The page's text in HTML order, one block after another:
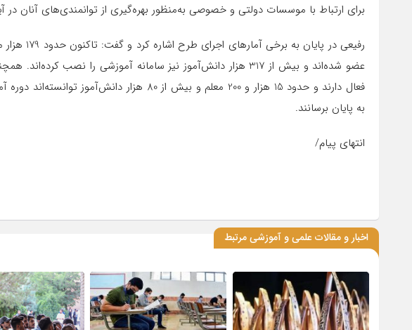
برای ارتباط با موسسات دولتی و خصوصی به‌منظور بهره‌گیری از توانمندی‌های آنان در
رفیعی در
فعال دارند و حدود 15 هزار و 200 معلم و بیش از 80
به پایان برسانند.
انتهای پیام/
اخبار و مقالات علمی و آموزشی مرتبط